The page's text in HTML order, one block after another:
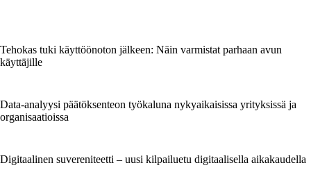
Tehokas tuki käyttöönoton jälkeen: Näin varmistat parhaan avun
käyttäjille
Data-analyysi päätöksenteon työkaluna nykyaikaisissa yrityksissä ja
organisaatioissa
Digitaalinen suvereniteetti – uusi kilpailuetu digitaalisella aikakaudella